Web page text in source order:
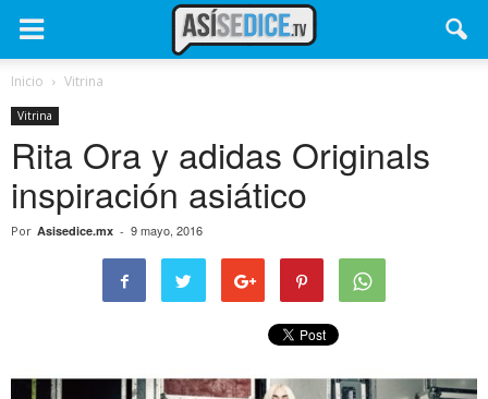
Inicio Vitrina
Vitrina
Rita Ora y adidas Originals
inspiración asiático
Por Asisedice.mx - 9 mayo, 2016